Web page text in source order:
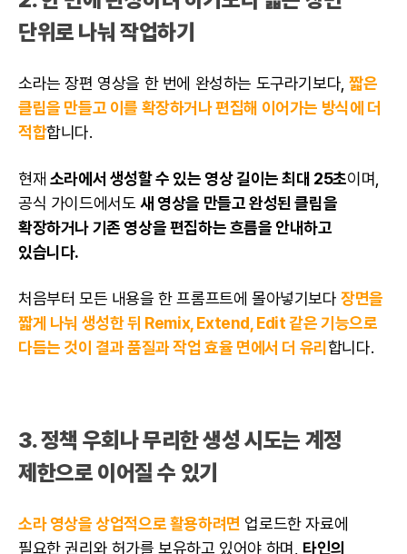
단위로 나눠 작업하기
소라는 장편 영상을 한 번에 완성하는 도구라기보다,짧은
클립을 만들고 이를 확장하거나 편집해 이어가는 방식에 더
적합합니다.
현재 소라에서 생성할 수 있는 영상 길이는 최대 25초이며,
공식 가이드에서도 새 영상을 만들고 완성된 클립을
확장하거나 기존 영상을 편집하는 흐름을 안내하고
있습니다.
처음부터 모든 내용을 한 프롬프트에 몰아넣기보다장면을
짧게 나눠 생성한 뒤 Remix, Extend, Edit 같은 기능으로
다듬는 것이 결과 품질과 작업 효율 면에서 더 유리합니다.
3. 정책 우회나 무리한 생성 시도는 계정
제한으로 이어질 수 있기
소라 영상을 상업적으로 활용하려면 업로드한 자료에
필요한 권리와 허가를 보유하고 있어야 하며, 타인의